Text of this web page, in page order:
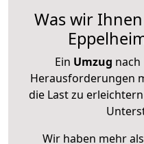
Was wir
Ein Umzug nach
Herausforderungen
die Last zu
Wir haben mehr